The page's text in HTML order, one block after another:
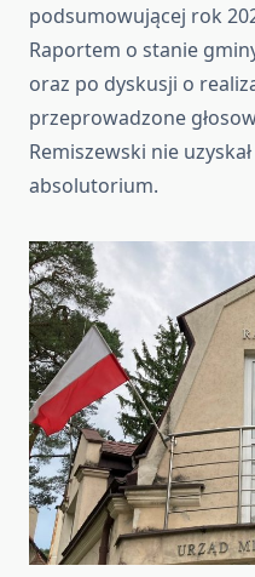
podsumowującej rok
Raportem o stanie
oraz po dyskusji o
przeprowadzone
Remiszewski nie
absolutorium.